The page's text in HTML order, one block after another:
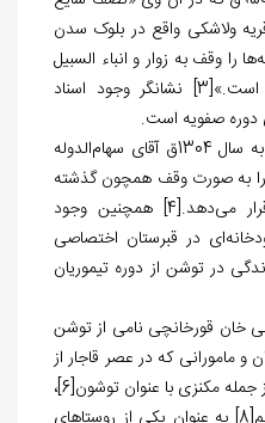
ولاشکی واقع در بلوک سدن
را وقف به زوار و انباء السبیل
است.»[3]
نشانگر وجود اسناد
دوره صفویه است.
علاوه بر این، در حکمی به سال 1304ق آقای سهام‌الدوله
به صورت وقف همچون گذشته
می‌دهد.[4]
همچنین وجود
در قبرستان اختصاصی
در توشن از دوره تیموریان
خان قورخانچی نامی از توشن
و مامورانی که در عصر قاجار از
جمله مکنزی با عنوان توشون[6] ،